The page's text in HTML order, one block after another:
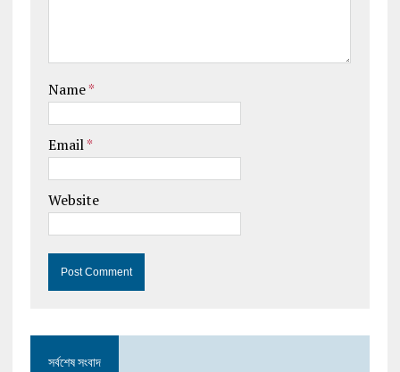
Name*
Email*
Website
সর্বশেষ সংবাদ